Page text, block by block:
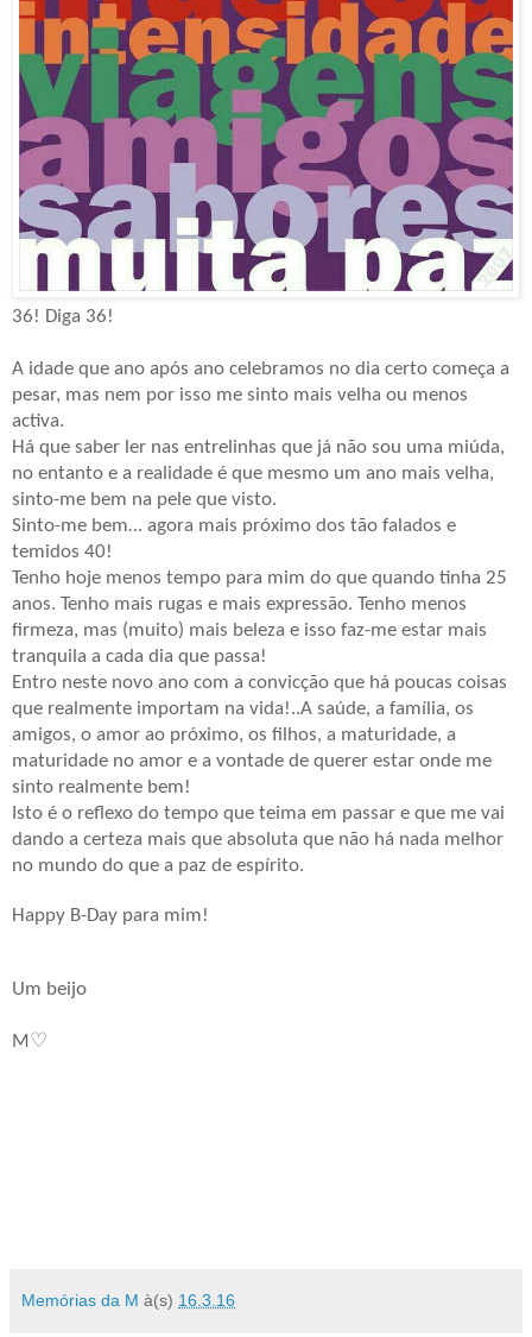
36! Diga 36!
A idade que ano após ano celebramos no dia certo começa a
pesar, mas nem por isso me sinto mais velha ou menos
activa.
Há que saber ler nas entrelinhas que já não sou uma miúda,
no entanto e a realidade é que mesmo um ano mais velha,
sinto-me bem na pele que visto.
Sinto-me bem… agora mais próximo dos tão falados e
temidos 40!
Tenho hoje menos tempo para mim do que quando tinha 25
anos. Tenho mais rugas e mais expressão. Tenho menos
firmeza, mas (muito) mais beleza e isso faz-me estar mais
tranquila a cada dia que passa!
Entro neste novo ano com a convicção que há poucas coisas
que realmente importam na vida!..A saúde, a família, os
amigos, o amor ao próximo, os filhos, a maturidade, a
maturidade no amor e a vontade de querer estar onde me
sinto realmente bem!
Isto é o reflexo do tempo que teima em passar e que me vai
dando a certeza mais que absoluta que não há nada melhor
no mundo do que a paz de espírito.
Happy B-Day para mim!
Um beijo
M ♡
Memórias da M à(s) 16.3.16